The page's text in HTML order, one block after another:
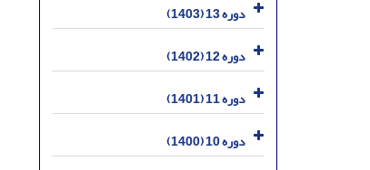
دوره 13 (1403)
دوره 12 (1402)
دوره 11 (1401)
دوره 10 (1400)